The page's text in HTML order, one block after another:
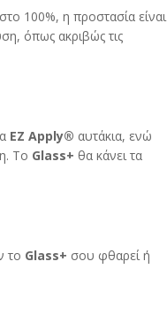
100%, η προστασία είναι
όπως ακριβώς τις
EZ Apply® αυτάκια, ενώ
Το Glass+ θα κάνει τα
το Glass+ σου φθαρεί ή